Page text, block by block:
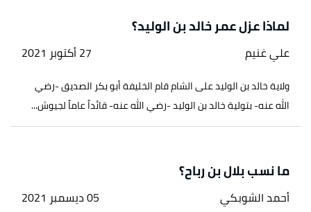
لماذا عزل عمر خالد بن الوليد؟
علي غنيم 27 أكتوبر 2021
ولاية خالد بن الوليد على الشام قام الخليفة أبو بكر الصديق -رضي
الله عنه- بتولية خالد بن الوليد -رضي الله عنه- قائداً عاماً لجيوش...
ما نسب بلال بن رباح؟
أحمد الشوبكي 05 ديسمبر 2021